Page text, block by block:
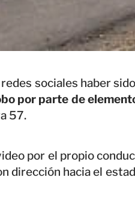
sociales haber
por parte de
57.
por el propio
dirección hacia el